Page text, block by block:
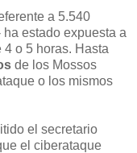
a 5.540
estado expuesta a
o 5 horas. Hasta
de los Mossos
o los mismos
el secretario
el ciberataque